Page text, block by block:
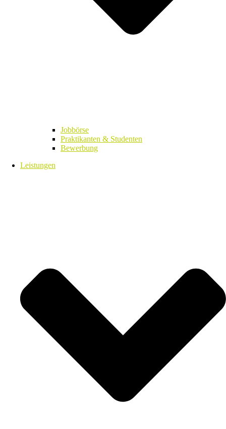
Jobbörse
Praktikanten & Studenten
Bewerbung
Leistungen